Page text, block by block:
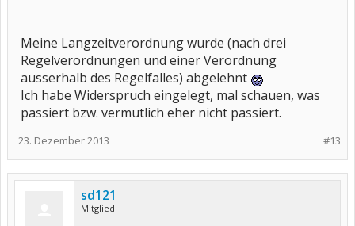
Meine Langzeitverordnung wurde (nach drei
Regelverordnungen und einer Verordnung
ausserhalb des Regelfalles) abgelehnt
Ich habe Widerspruch eingelegt, mal schauen, was
passiert bzw. vermutlich eher nicht passiert.
#13
23. Dezember 2013
sd121
Mitglied